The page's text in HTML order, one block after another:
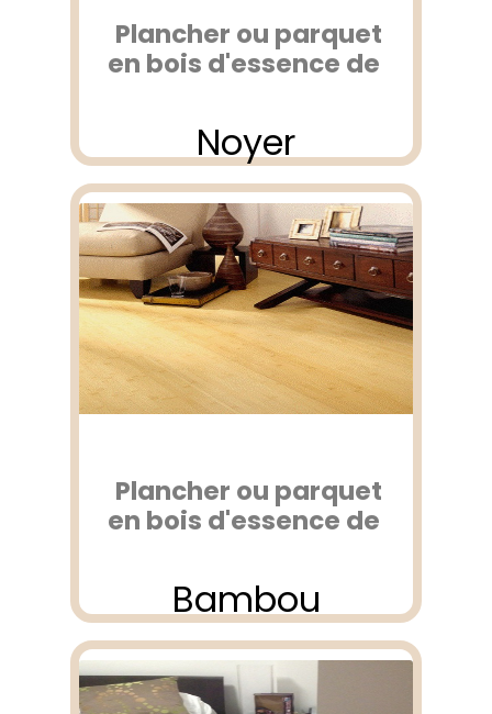
Plancher ou parquet
en bois d'essence de
Noyer
Plancher ou parquet
en bois d'essence de
Bambou